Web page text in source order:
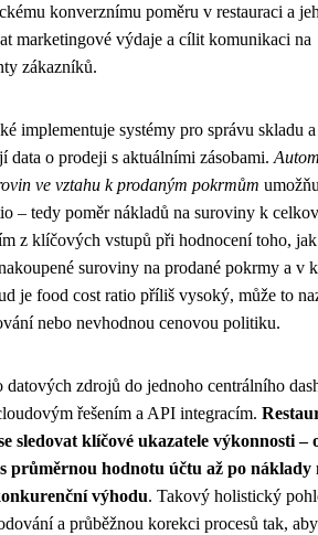
konverznímu poměru v restauraci a
marketingové výdaje a cílit komunikaci na
zákazníků.
implementuje systémy pro správu skladu
data o prodeji s aktuálními zásobami.
ve vztahu k prodaným pokrmům
– tedy poměr nákladů na suroviny k
z klíčových vstupů při hodnocení toho,
suroviny na prodané pokrmy a v
je food cost ratio příliš vysoký, může to
nebo nevhodnou cenovou politiku.
datových zdrojů do jednoho centrálního
řešením a API integracím.
sledovat klíčové ukazatele výkonnosti –
průměrnou hodnotu účtu až po náklady
výhodu. Takový holistický
a průběžnou korekci procesů tak,